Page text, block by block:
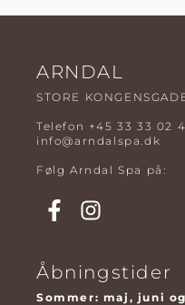
ARNDAL
STORE
Telefon +45 33 33 02
info@arndalspa.dk
Følg Arndal Spa på:
Åbningstider
Sommer: maj, juni